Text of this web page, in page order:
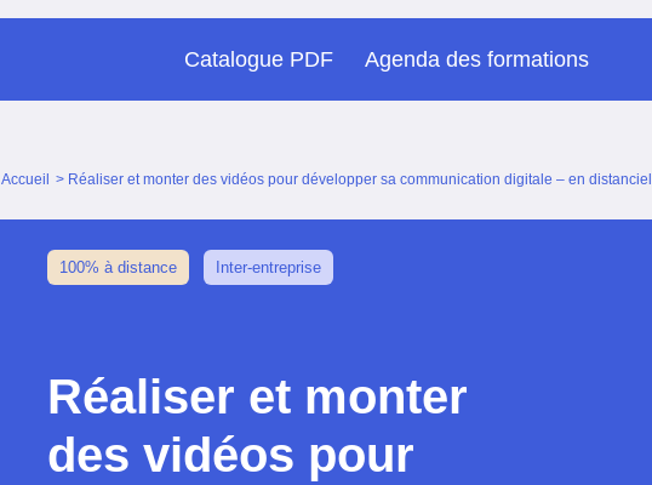
Catalogue PDF Agenda des formations
Accueil > Réaliser et monter des vidéos pour développer sa communication digitale – en distanciel
100% à distance Inter-entreprise
Réaliser et monter
des vidéos pour